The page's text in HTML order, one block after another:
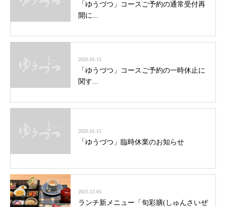
「ゆうづつ」コースご予約の通常受付再
開に...
2026.01.15
「ゆうづつ」コースご予約の一時休止に
関す...
2026.01.15
「ゆうづつ」臨時休業のお知らせ
2025.12.05
ランチ新メニュー「旬彩膳(しゅんさいぜ